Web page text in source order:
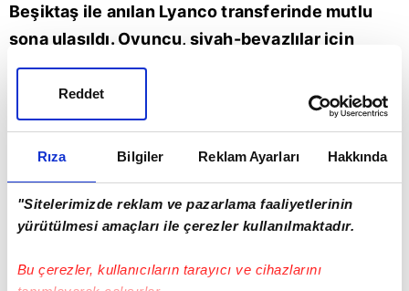
Rıza Bilgiler Reklam Ayarları Hakkında
"Sitelerimizde reklam ve pazarlama faaliyetlerinin
yürütülmesi amaçları ile çerezler kullanılmaktadır.
Bu çerezler, kullanıcıların tarayıcı ve cihazlarını
Reddet
Beşiktaş ile anılan Lyanco transferinde mutlu
sona ulaşıldı. Oyuncu, siyah-beyazlılar için
İstanbul'a geldi. Lyanco, geçtiğimiz sezon
Southampton formasıyla 30 resmi maça çıkan
Lyanco Vojnovic bu karşılaşmalarda 1 gol, 2
asistlik katkı sağladı.
Spor Beşiktaş İstanbul